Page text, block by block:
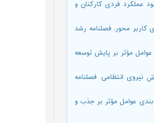
جهت بهبود عملکرد فردی کارکنان و
با رویکرد نوآوری کاربر محور. فصلنامه رشد
یحیی زاده فر، محمود (1397). تبیین شدت اثر عوامل مؤثر بر پایش توسعه
آموزش نيروى انتظامى. فصلنامه
شناسایی و رتبه بندی عوامل مؤثر بر جذب و